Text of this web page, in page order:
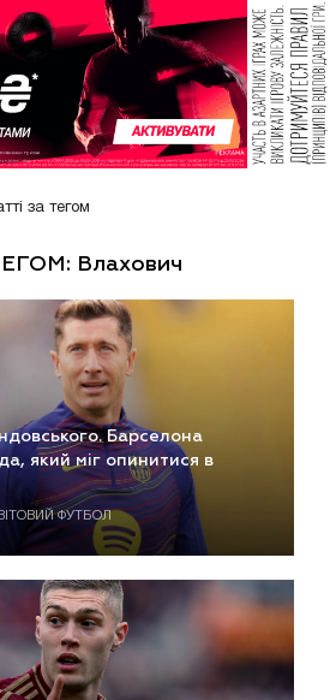
за тегом
Влахович
Барселона
який міг опинитися в
ФУТБОЛ